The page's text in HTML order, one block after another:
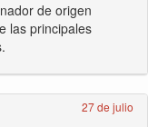
de origen
las principales
27 de julio